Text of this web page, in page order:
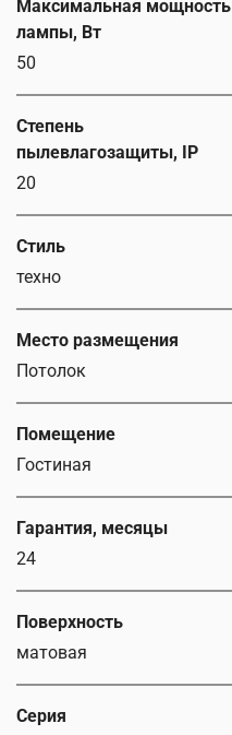
Максимальная мощность
лампы, Вт
50
Степень
пылевлагозащиты, IP
20
Стиль
техно
Место размещения
Потолок
Помещение
Гостиная
Гарантия, месяцы
24
Поверхность
матовая
Серия